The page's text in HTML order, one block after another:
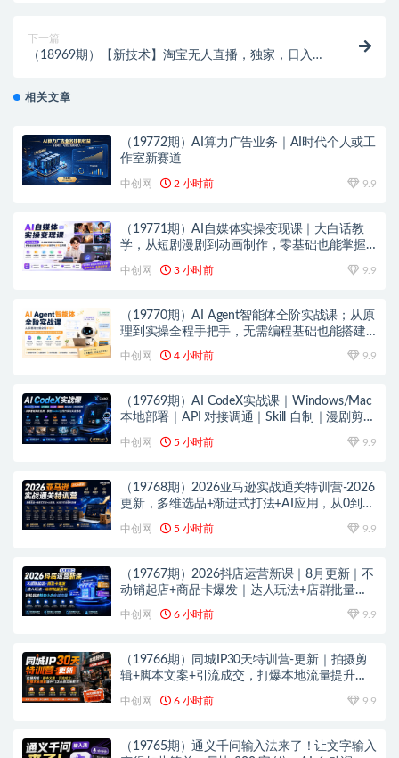
下一篇
（18969期）【新技术】淘宝无人直播，独家，日入
相关文章
（19772期）AI算力广告业务｜AI时代个人或工
作室新赛道
中创网 2 小时前 9.9
（19771期）AI自媒体实操变现课｜大白话教
学，从短剧漫剧到动画制作，零基础也能掌握
中创网 3 小时前 9.9
（19770期）AI Agent智能体全阶实战课；从原
理到实操全程手把手，无需编程基础也能搭建
中创网 4 小时前 9.9
（19769期）AI CodeX实战课｜Windows/Mac
本地部署｜API 对接调通｜Skill 自制｜漫剧剪辑
中创网 5 小时前 9.9
（19768期）2026亚马逊实战通关特训营-2026
更新，多维选品+渐进式打法+AI应用，从0到1
中创网 5 小时前 9.9
（19767期）2026抖店运营新课｜8月更新｜不
动销起店+商品卡爆发｜达人玩法+店群批量复
中创网 6 小时前 9.9
（19766期）同城IP30天特训营-更新｜拍摄剪
辑+脚本文案+引流成交，打爆本地流量提升门
中创网 6 小时前 9.9
（19765期）通义千问输入法来了！让文字输入